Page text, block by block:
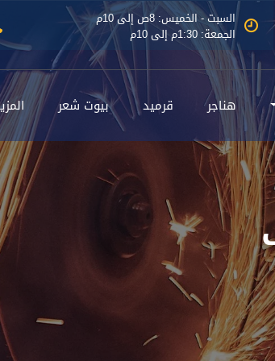
السبت - الخميس: 8ص إلى 10م
الجمعة: 1:30م إلى 10م
هناجر قرميد بيوت شعر